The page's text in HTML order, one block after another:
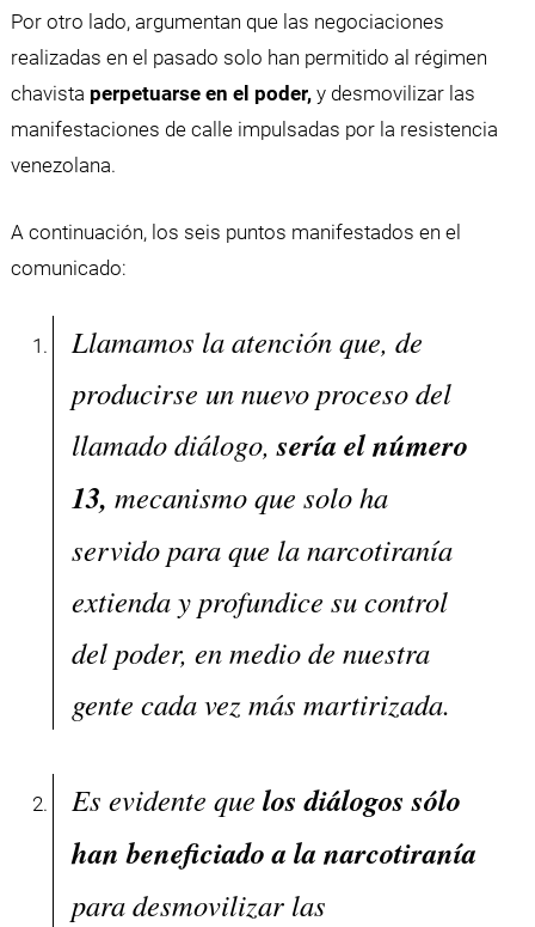
Por otro lado, argumentan que las negociaciones
realizadas en el pasado solo han permitido al régimen
chavista perpetuarse en el poder,y desmovilizar las
manifestaciones de calle impulsadas por la resistencia
venezolana.
A continuación, los seis puntos manifestados en el
comunicado:
Llamamos la atención que, de
producirse un nuevo proceso del
llamado diálogo, sería el número
13, mecanismo que solo ha
servido para que la narcotiranía
extienda y profundice su control
del poder, en medio de nuestra
gente cada vez más martirizada.
Es evidente que los diálogos sólo
han beneficiado a la narcotiranía
para desmovilizar las